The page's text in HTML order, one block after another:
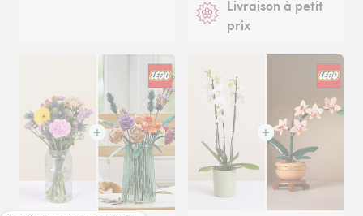
Livraison à petit
prix